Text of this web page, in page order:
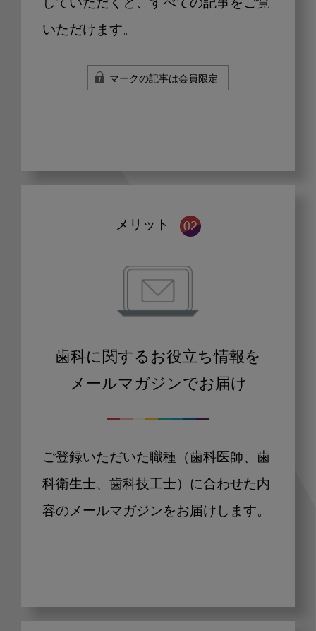
していただくと、すべての記事をご覧
いただけます。
マークの記事は会員限定
メリット
歯科に関するお役立ち情報を
メールマガジンでお届け
ご登録いただいた職種（歯科医師、歯
科衛生士、歯科技工士）に合わせた内
容のメールマガジンをお届けします。